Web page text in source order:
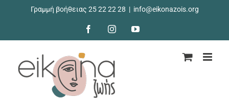
Γραμμή βοήθειας 25 22 22 28 | info@eikonazois.org
FacebookInstagramYouTube